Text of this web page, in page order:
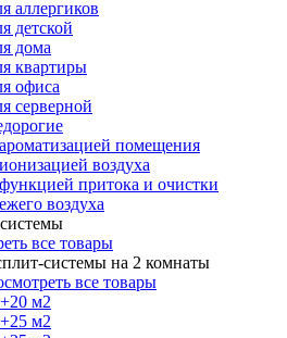
аллергиков
детской
дома
квартиры
офиса
серверной
помещения
воздуха
притока и очистки
воздуха
все товары
системы на 2 комнаты
все товары
м2
м2